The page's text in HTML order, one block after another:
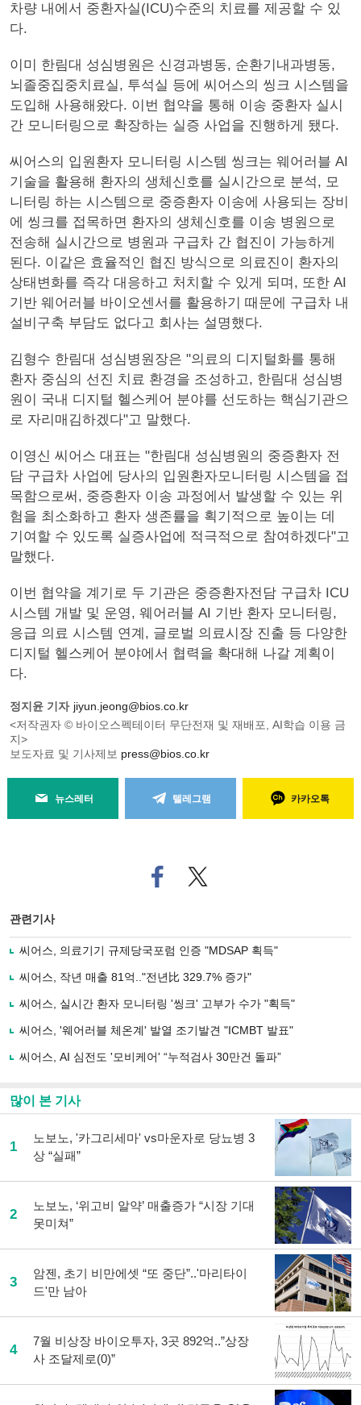
차량 내에서 중환자실(ICU)수준의 치료를 제공할 수 있
다.
이미 한림대 성심병원은 신경과병동, 순환기내과병동,
뇌졸중집중치료실, 투석실 등에 씨어스의 씽크 시스템을
도입해 사용해왔다. 이번 협약을 통해 이송 중환자 실시
간 모니터링으로 확장하는 실증 사업을 진행하게 됐다.
씨어스의 입원환자 모니터링 시스템 씽크는 웨어러블 AI
기술을 활용해 환자의 생체신호를 실시간으로 분석, 모
니터링 하는 시스템으로 중증환자 이송에 사용되는 장비
에 씽크를 접목하면 환자의 생체신호를 이송 병원으로
전송해 실시간으로 병원과 구급차 간 협진이 가능하게
된다. 이같은 효율적인 협진 방식으로 의료진이 환자의
상태변화를 즉각 대응하고 처치할 수 있게 되며, 또한 AI
기반 웨어러블 바이오센서를 활용하기 때문에 구급차 내
설비구축 부담도 없다고 회사는 설명했다.
김형수 한림대 성심병원장은 "의료의 디지털화를 통해
환자 중심의 선진 치료 환경을 조성하고, 한림대 성심병
원이 국내 디지털 헬스케어 분야를 선도하는 핵심기관으
로 자리매김하겠다"고 말했다.
이영신 씨어스 대표는 "한림대 성심병원의 중증환자 전
담 구급차 사업에 당사의 입원환자모니터링 시스템을 접
목함으로써, 중증환자 이송 과정에서 발생할 수 있는 위
험을 최소화하고 환자 생존률을 획기적으로 높이는 데
기여할 수 있도록 실증사업에 적극적으로 참여하겠다"고
말했다.
이번 협약을 계기로 두 기관은 중증환자전담 구급차 ICU
시스템 개발 및 운영, 웨어러블 AI 기반 환자 모니터링,
응급 의료 시스템 연계, 글로벌 의료시장 진출 등 다양한
디지털 헬스케어 분야에서 협력을 확대해 나갈 계획이
다.
정지윤 기자 jiyun.jeong@bios.co.kr
<저작권자 © 바이오스펙테이터 무단전재 및 재배포, AI학습 이용 금
지>
보도자료 및 기사제보 press@bios.co.kr
뉴스레터 텔레그램 카카오톡
페
이
로
기
사
유
기
트위
터로
관련기사
씨어스, 의료기기 규제당국포럼 인증 "MDSAP 획득"
씨어스, 작년 매출 81억.."전년比 329.7% 증가"
씨어스, 실시간 환자 모니터링 '씽크' 고부가 수가 "획득"
씨어스, '웨어러블 체온계' 발열 조기발견 "ICMBT 발표"
씨어스, AI 심전도 '모비케어' “누적검사 30만건 돌파”
많이 본 기사
1
노보노, '카그리세마' vs마운자로 당뇨병 3
상 “실패”
2
노보노, ‘위고비 알약’ 매출증가 “시장 기대
못미쳐”
3
암젠, 초기 비만에셋 “또 중단”..'마리타이
드'만 남아
4
7월 비상장 바이오투자, 3곳 892억..”상장
사 조달제로(0)”